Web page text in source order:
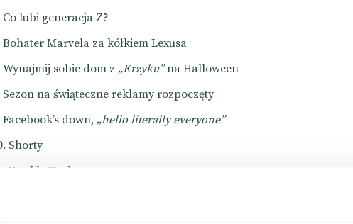
Co lubi generacja Z?
Bohater Marvela za kółkiem Lexusa
Wynajmij sobie dom z „Krzyku”na Halloween
Sezon na świąteczne reklamy rozpoczęty
Facebook’s down, „hello literally everyone”
Shorty
Weekly Tool